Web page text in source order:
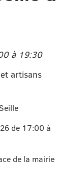
à 19:30
artisans
de 17:00 à
de la mairie